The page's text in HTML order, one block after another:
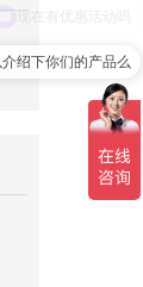
绍下你们的产品么